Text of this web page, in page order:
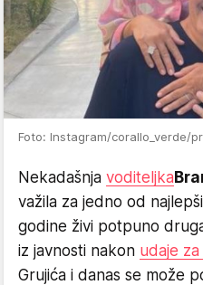
Foto: Instagram/corallo_verde/
Nekadašnja voditeljka
važila za jedno od
godine živi potpuno
iz javnosti nakon udaje
Grujića i danas se može